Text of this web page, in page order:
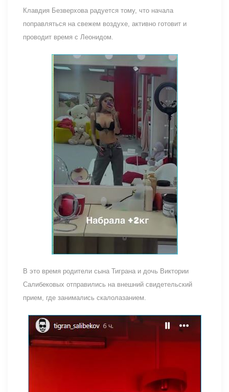
Клавдия Безверхова радуется тому, что начала
поправляться на свежем воздухе, активно готовит и
проводит время с Леонидом.
В это время родители сына Тиграна и дочь Виктории
Салибековых отправились на внешний свидетельский
прием, где занимались скалолазанием.